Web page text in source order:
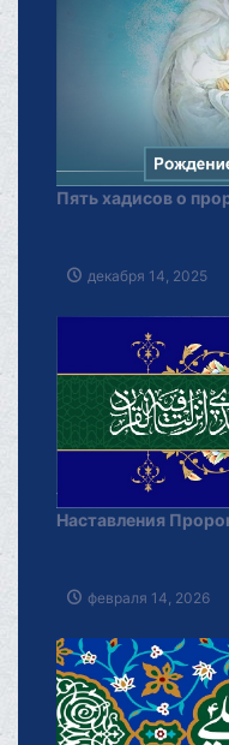
Пять хадисов о
декабря 14, 2025
Наставления
февраля 14, 2026